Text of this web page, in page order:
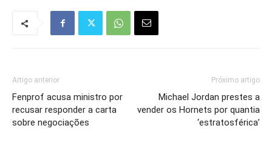
Artigo anterior
Fenprof acusa ministro por
recusar responder a carta
sobre negociações
Próximo artigo
Michael Jordan prestes a
vender os Hornets por quantia
‘estratosférica’